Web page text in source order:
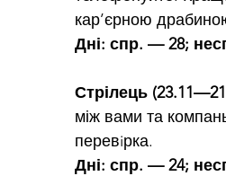
кар’єрною
Дні: спр. — 28;
Стрілець
між вами та
перевiрка.
Дні: спр. — 24;